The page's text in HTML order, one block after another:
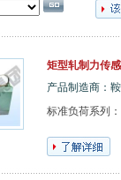
矩型轧制力传
产品制造商：
标准负荷系列